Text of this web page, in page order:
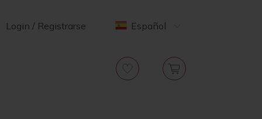
Login / Registrarse Español